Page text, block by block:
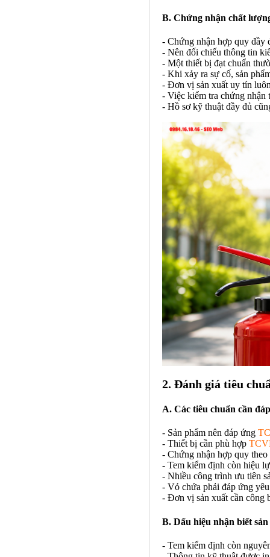
B. Chứng nhận chất
- Chứng nhận hợp quy đầy
- Nên đối chiếu thông tin
- Một thiết bị đạt chuẩn
- Khi xảy ra sự cố, sản
- Đơn vị sản xuất uy tín
- Việc kiểm tra chứng nhận
- Hồ sơ kỹ thuật đầy đủ
2. Đánh giá tiêu
A. Các tiêu chuẩn cần
- Sản phẩm nên đáp ứng
- Thiết bị cần phù hợp
- Chứng nhận hợp quy
- Tem kiểm định còn hiệu
- Nhiều công trình ưu tiên
- Vỏ chứa phải đáp ứng
- Đơn vị sản xuất cần công
B. Dấu hiệu nhận biết
- Tem kiểm định còn